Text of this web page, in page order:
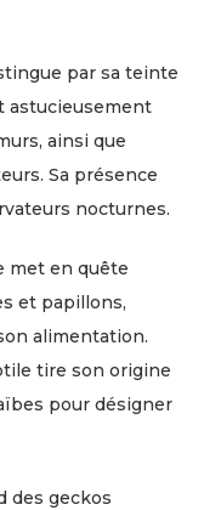
par sa teinte
astucieusement
ainsi que
Sa présence
nocturnes.
met en quête
et papillons,
alimentation.
tire son origine
pour désigner
des geckos